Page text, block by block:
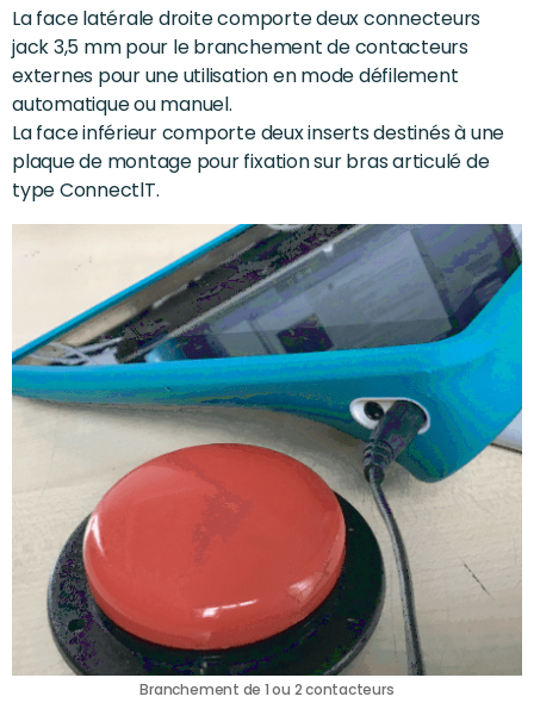
La face latérale droite comporte deux connecteurs
jack 3,5 mm pour le branchement de contacteurs
externes pour une utilisation en mode défilement
automatique ou manuel.
La face inférieur comporte deux inserts destinés à une
plaque de montage pour fixation sur bras articulé de
type ConnectlT.
Branchement de 1 ou 2 contacteurs